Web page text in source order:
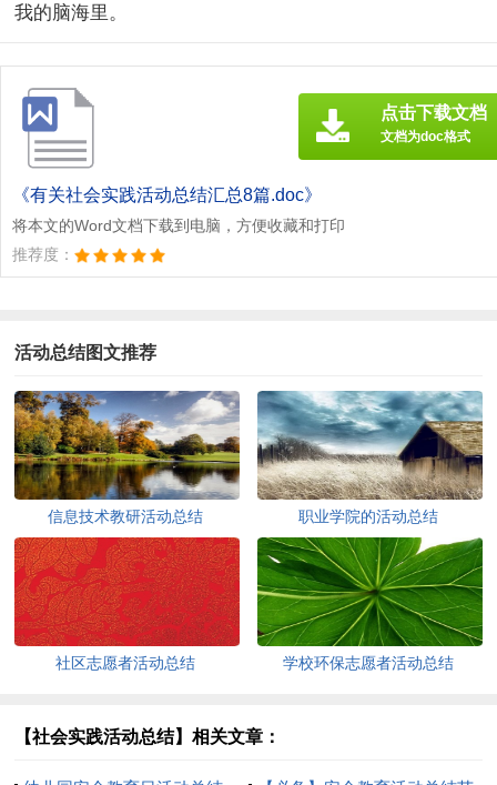
我的脑海里。
《有关社会实践活动总结汇总8篇.doc》
将本文的Word文档下载到电脑，方便收藏和打印
推荐度：
点击下载文档
文档为doc格式
活动总结图文推荐
信息技术教研活动总结 职业学院的活动总结
社区志愿者活动总结 学校环保志愿者活动总结
【社会实践活动总结】相关文章：